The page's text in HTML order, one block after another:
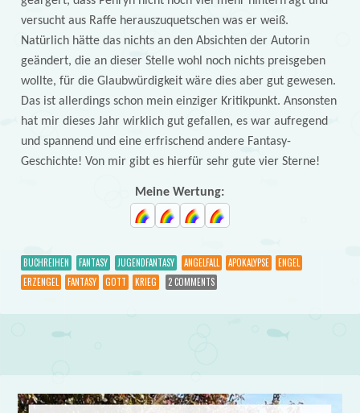
versucht aus Raffe herauszuquetschen was er weiß.
Natürlich hätte das nichts an den Absichten der Autorin
geändert, die an dieser Stelle wohl noch nichts preisgeben
wollte, für die Glaubwürdigkeit wäre dies aber gut gewesen.
Das ist allerdings schon mein einziger Kritikpunkt. Ansonsten
hat mir dieses Jahr wirklich gut gefallen, es war aufregend
und spannend und eine erfrischend andere Fantasy-
Geschichte! Von mir gibt es hierfür sehr gute vier Sterne!
Meine Wertung:
BUCHREIHEN FANTASY JUGENDFANTASY ANGELFALL APOKALYPSE
ENGEL
ERZENGEL
FANTASY GOTT KRIEG 2 COMMENTS
Post navigation